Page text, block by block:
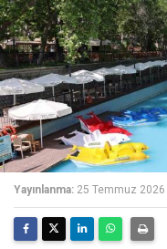
Yayınlanma: 25 Temmuz